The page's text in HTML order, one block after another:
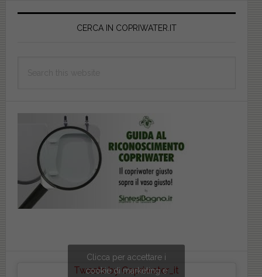
Mai
copriwater
originali
o
perfettamente
dedicati
Primary
CERCA IN COPRIWATER.IT
Tweets by Copriwater_it
Clicca per accettare i
cookie di marketing e